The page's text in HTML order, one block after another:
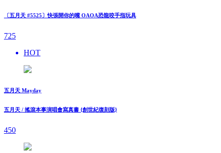
〔五月天 #5525〕快張開你的嘴 OAOA恐龍咬手指玩具
725
HOT
五月天 Mayday
五月天 / 搖滾本事演唱會寫真書 {創世紀復刻版}
450